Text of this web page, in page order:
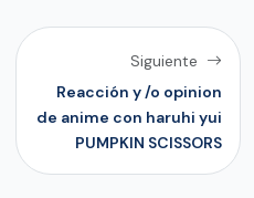
Siguiente
Reacción y /o opinion
de anime con haruhi yui
PUMPKIN SCISSORS